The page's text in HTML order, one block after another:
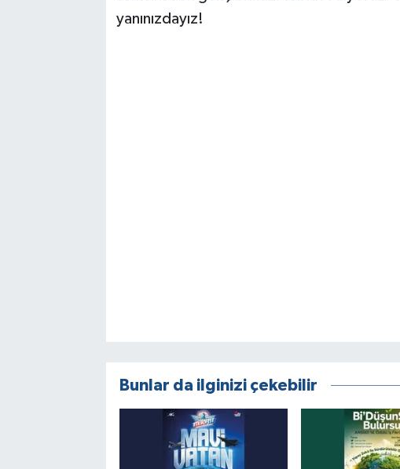
yanınızdayız!
Bunlar da ilginizi çekebilir